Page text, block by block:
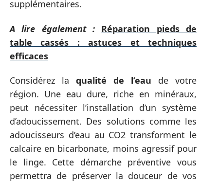
supplémentaires.
A lire également : Réparation pieds de
table cassés : astuces et techniques
efficaces
Considérez la qualité de l’eau de votre
région. Une eau dure, riche en minéraux,
peut nécessiter l’installation d’un système
d’adoucissement. Des solutions comme les
adoucisseurs d’eau au CO2 transforment le
calcaire en bicarbonate, moins agressif pour
le linge. Cette démarche préventive vous
permettra de préserver la douceur de vos